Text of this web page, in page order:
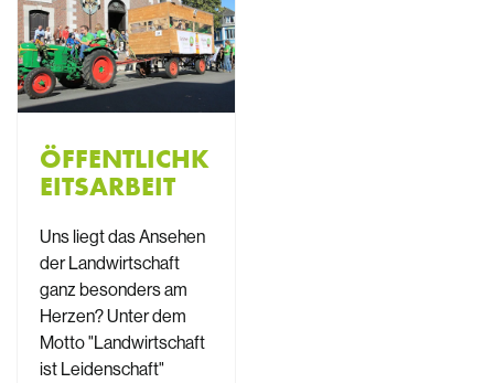
ÖFFENTLICHK
EITSARBEIT
Uns liegt das Ansehen
der Landwirtschaft
ganz besonders am
Herzen? Unter dem
Motto "Landwirtschaft
ist Leidenschaft"